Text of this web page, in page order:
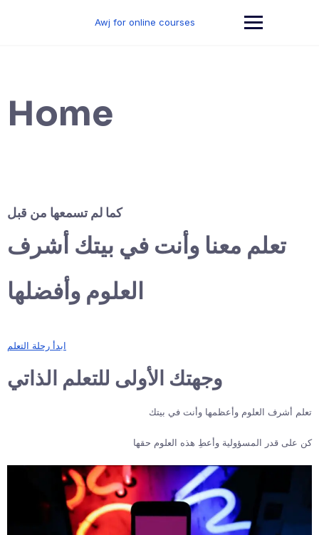
Awj for online courses
Home
كما لم تسمعها من قبل
تعلم معنا وأنت في بيتك أشرف
العلوم وأفضلها
ابدأ رحلة التعلم
وجهتك الأولى للتعلم الذاتي
تعلم أشرف العلوم وأعظمها وأنت في بيتك
كن على قدر المسؤولية وأعطِ هذه العلوم حقها